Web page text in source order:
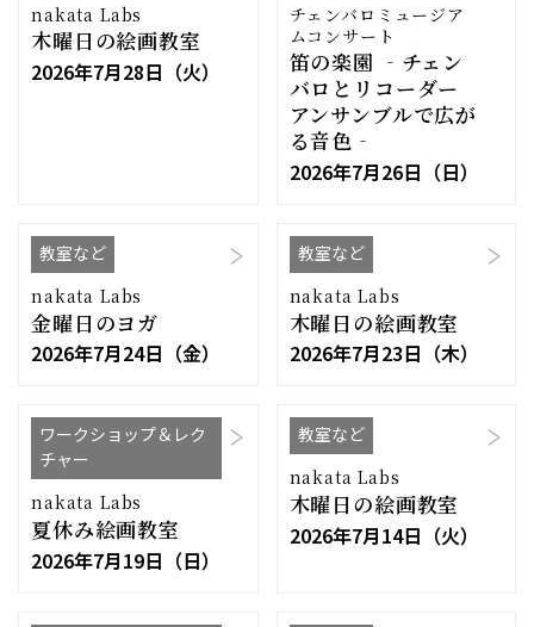
nakata Labs
木曜日の絵画教室
2026年7月28日（火）
チェンバロミュージア
ムコンサート
笛の楽園 ‐チェン
バロとリコーダー
アンサンブルで広が
る音色‐
2026年7月26日（日）
教室など
nakata Labs
金曜日のヨガ
2026年7月24日（金）
教室など
nakata Labs
木曜日の絵画教室
2026年7月23日（木）
ワークショップ＆レク
チャー
nakata Labs
夏休み絵画教室
2026年7月19日（日）
教室など
nakata Labs
木曜日の絵画教室
2026年7月14日（火）